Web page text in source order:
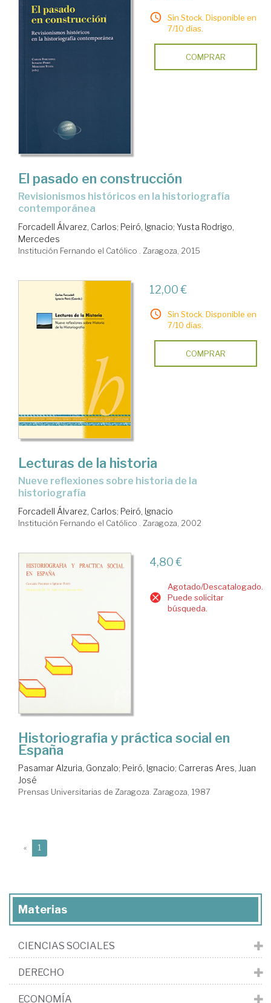
Sin Stock. Disponible en
7/10 días.
COMPRAR
El pasado en construcción
revisionismos históricos en la historiografía
contemporánea
Forcadell Álvarez, Carlos; Peiró, Ignacio; Yusta Rodrigo,
Mercedes
Institución Fernando el Católico . Zaragoza, 2015
12,00 €
Sin Stock. Disponible en
7/10 días.
COMPRAR
Lecturas de la historia
nueve reflexiones sobre historia de la
historiografía
Forcadell Álvarez, Carlos; Peiró, Ignacio
Institución Fernando el Católico . Zaragoza, 2002
4,80 €
Agotado/Descatalogado.
Puede solicitar
búsqueda.
Historiografia y práctica social en
España
Pasamar Alzuria, Gonzalo; Peiró, Ignacio; Carreras Ares, Juan
José
Prensas Universitarias de Zaragoza. Zaragoza, 1987
« 1
Materias
CIENCIAS SOCIALES
DERECHO
ECONOMÍA